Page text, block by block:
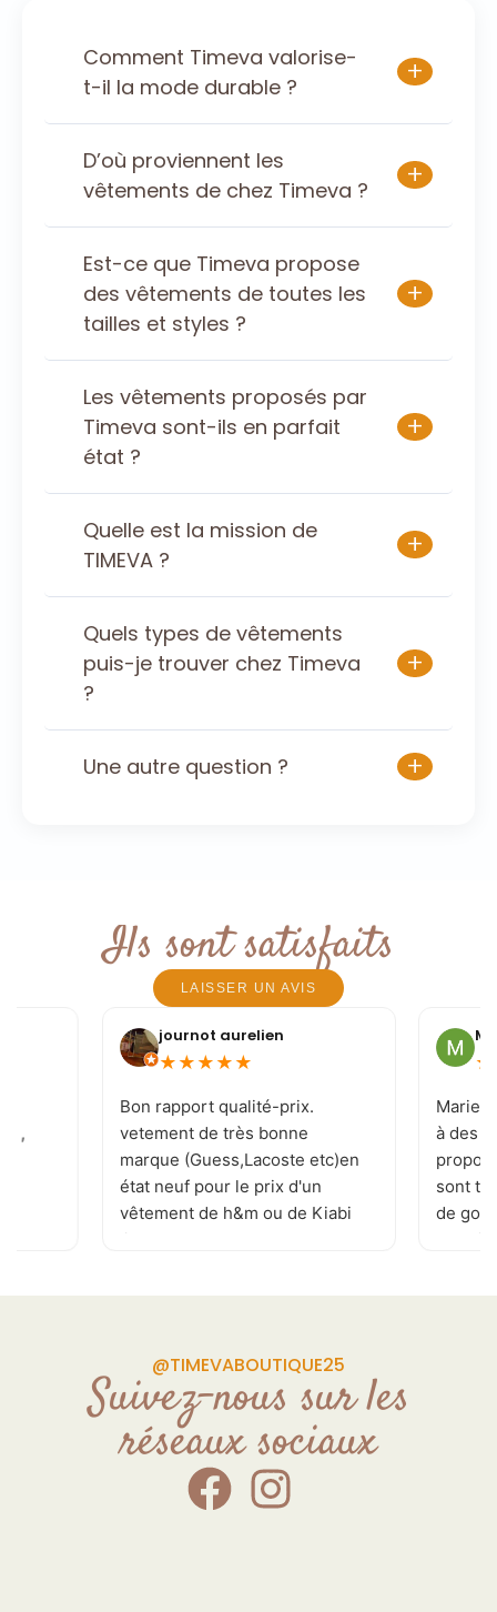
Comment Timeva valorise-
t-il la mode durable ?
+
D’où proviennent les
vêtements de chez Timeva ?
+
Est-ce que Timeva propose
des vêtements de toutes les
tailles et styles ?
+
Les vêtements proposés par
Timeva sont-ils en parfait
état ?
+
Quelle est la mission de
TIMEVA ?
+
Quels types de vêtements
puis-je trouver chez Timeva
?
+
Une autre question ? +
Ils sont satisfaits
LAISSER UN AVIS
! ,
journot aurelien
★ ★ ★ ★ ★
Bon rapport qualité-prix.
vetement de très bonne
marque (Guess,Lacoste etc)en
état neuf pour le prix d'un
vêtement de h&m ou de Kiabi
.je recommande . page
plusieurs fois par jour
souriante et a l'écoute de vos
demande Donc allé y sans
craintes
★
Marie-
à des
sont
de
@TIMEVABOUTIQUE25
Suivez-nous sur les
réseaux sociaux